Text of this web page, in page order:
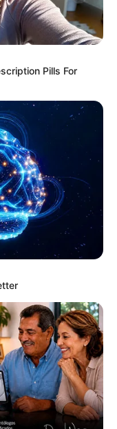
วันที่ 17
อปัญหาภาระงานที่
าระงานอยู่ลำพัง
มายา จับต้องไม่
แบบไร้สติ อาจเจอ
วย
แรกพบ คู่รักมี
นที่ 17
าวดี ส่วนใครที่
รับโอกาสดีเข้ามา
หน่งงานใหม่ ภาพ
ในครอบครัวเพิ่ม
Pills For